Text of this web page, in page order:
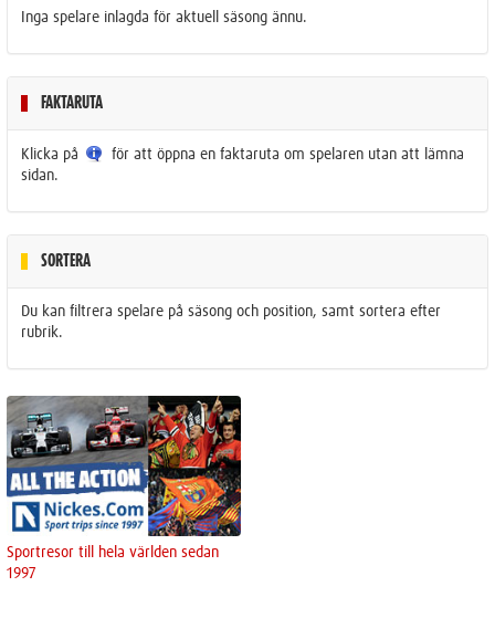
Inga spelare inlagda för aktuell säsong ännu.
FAKTARUTA
Klicka på
för att öppna en faktaruta om spelaren utan att lämna
sidan.
SORTERA
Du kan filtrera spelare på säsong och position, samt sortera efter
rubrik.
Sportresor till hela världen sedan
1997